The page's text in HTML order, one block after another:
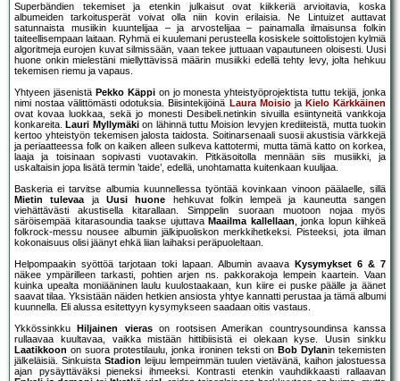
Superbändien tekemiset ja etenkin julkaisut ovat kiikkeriä arvioitavia, koska
albumeiden tarkoitusperät voivat olla niin kovin erilaisia. Ne Lintuizet auttavat
satunnaista musiikin kuuntelijaa – ja arvostelijaa – painamalla ilmaisunsa folkin
taiteellisempaan laitaan. Ryhmä ei kuulemani perusteella kosiskele soittolistojen kylmiä
algoritmeja eurojen kuvat silmissään, vaan tekee juttuaan vapautuneen oloisesti. Uusi
huone onkin mielestäni miellyttävissä määrin musiikki edellä tehty levy, jolta hehkuu
tekemisen riemu ja vapaus.
Yhtyeen jäsenistä Pekko Käppion jo monesta yhteistyöprojektista tuttu tekijä, jonka
nimi nostaa välittömästi odotuksia. Biisintekijöinä Laura Moisioja Kielo Kärkkäinen
ovat kovaa luokkaa, sekä jo monesti Desibeli.netinkin sivuilla esiintyneitä vankkoja
konkareita. Lauri Myllymäkion lähinnä tuttu Moision levyjen krediiteistä, mutta tuokin
kertoo yhteistyön tekemisen jalosta taidosta. Soitinarsenaali suosii akustisia värkkejä
ja periaatteessa folk on kaiken alleen sulkeva kattotermi, mutta tämä katto on korkea,
laaja ja toisinaan sopivasti vuotavakin. Pitkäsoitolla mennään siis musiikki, ja
uskaltaisin jopa lisätä termin ’taide’, edellä, unohtamatta kuitenkaan kuulijaa.
Baskeria ei tarvitse albumia kuunnellessa työntää kovinkaan vinoon päälaelle, sillä
Mietin tulevaaja Uusi huone hehkuvat folkin lempeä ja kauneutta sangen
viehättävästi akustisella kitarallaan. Simppelin suoraan muotoon nojaa myös
säröisempää kitarasoundia taakse ujuttava Maailma kallellaan, jonka lopun kiihkeä
folkrock-messu nousee albumin jälkipuoliskon merkkihetkeksi. Pisteeksi, jota ilman
kokonaisuus olisi jäänyt ehkä liian laihaksi peräpuoleltaan.
Helpompaakin syöttöä tarjotaan toki lapaan. Albumin avaava
Kysymykset 6 & 7
näkee ympärilleen tarkasti, pohtien arjen ns. pakkorakoja lempein kaartein. Vaan
kuinka upealta moniääninen laulu kuulostaakaan, kun kiire ei puske päälle ja äänet
saavat tilaa. Yksistään näiden hetkien ansiosta yhtye kannatti perustaa ja tämä albumi
kuunnella. Eli alussa esitettyyn kysymykseen saadaan oitis vastaus.
Ykkössinkku
Hiljainen vierason rootsisen Amerikan countrysoundinsa kanssa
rullaavaa kuultavaa, vaikka mistään hittibiisistä ei olekaan kyse. Uusin sinkku
Laatikkoon on suora protestilaulu, jonka ironinen teksti on Bob Dylanin tekemisten
jälkeläisiä. Sinkuista Stadion leijuu lempeimmän tuulen vietävänä, kaihon jalostuessa
ajan pysäyttäväksi pieneksi ihmeeksi. Kontrasti etenkin vauhdikkaasti rallaavan